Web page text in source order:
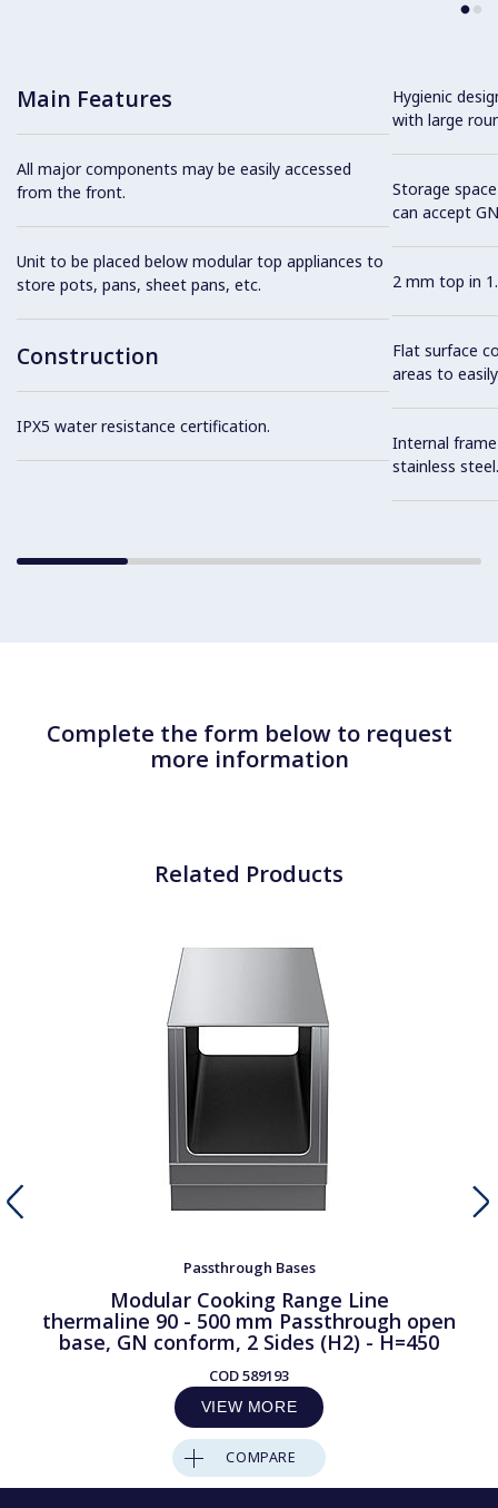
Main Features
All major components may be easily accessed
from the front.
Unit to be placed below modular top appliances to
store pots, pans, sheet pans, etc.
Construction
IPX5 water resistance certification.
Hygienic
with large
Storage
can accept
2 mm top in
Flat surface
areas to
Internal
stainless steel.
Complete the form below to request
more information
Related Products
Passthrough Bases
Modular Cooking Range Line
thermaline 90 - 500 mm Passthrough open
base, GN conform, 2 Sides (H2) - H=450
COD589193
VIEW MORE
COMPARE